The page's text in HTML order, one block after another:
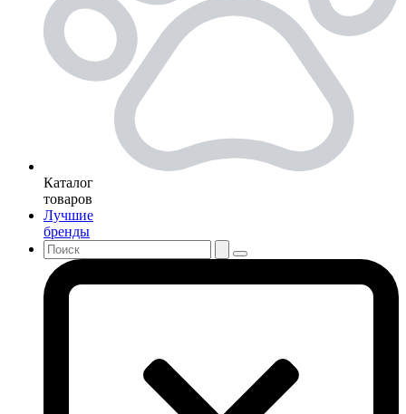
Каталог
товаров
Лучшие
бренды